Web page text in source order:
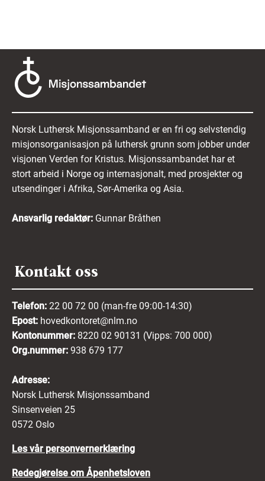
Norsk Luthersk Misjonssamband er en fri og selvstendig
misjonsorganisasjon på luthersk grunn som jobber under
visjonen Verden for Kristus. Misjonssambandet har et
stort arbeid i Norge og internasjonalt, med prosjekter og
utsendinger i Afrika, Sør-Amerika og Asia.
Ansvarlig redaktør: Gunnar Bråthen
Kontakt oss
Telefon: 22 00 72 00 (man-fre 09:00-14:30)
Epost: hovedkontoret@nlm.no
Kontonummer: 8220 02 90131 (Vipps: 700 000)
Org.nummer: 938 679 177
Adresse:
Norsk Luthersk Misjonssamband
Sinsenveien 25
0572 Oslo
Les vår personvernerklæring
Redegjørelse om Åpenhetsloven